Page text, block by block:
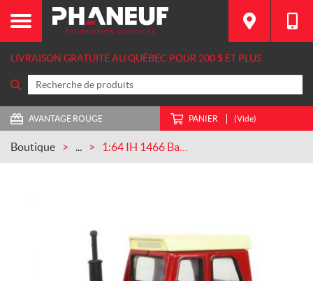
LIVRAISON GRATUITE AU QUÉBEC POUR 200 $ ET PLUS
AVANTAGE ROUGE PANIER (Vide)
Boutique ...